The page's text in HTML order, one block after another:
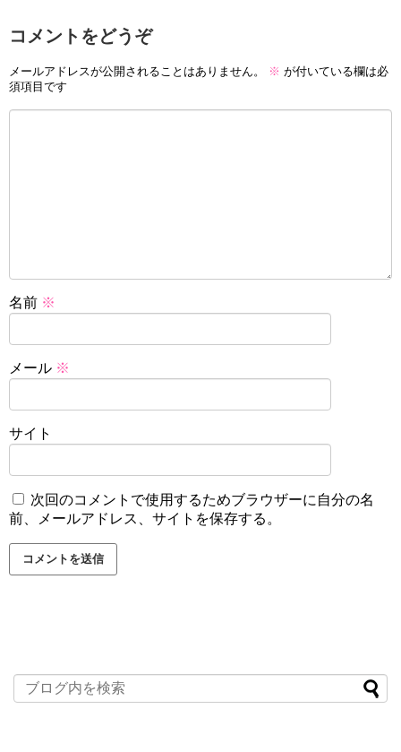
コメントをどうぞ
メールアドレスが公開されることはありません。 ※ が付いている欄は必
須項目です
名前 ※
メール ※
サイト
次回のコメントで使用するためブラウザーに自分の名
前、メールアドレス、サイトを保存する。